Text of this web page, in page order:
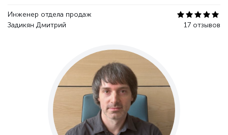
Инженер отдела продаж
Задикян Дмитрий
17 отзывов